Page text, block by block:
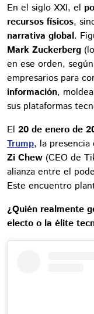
En el siglo XXI, el
recursos físicos,
narrativa global.
Mark Zuckerberg
en ese orden, según
empresarios para
información,
sus plataformas
El 20 de enero de
Trump, la
Zi Chew (CEO de
alianza entre el
Este encuentro
¿Quién realmente
electo o la élite